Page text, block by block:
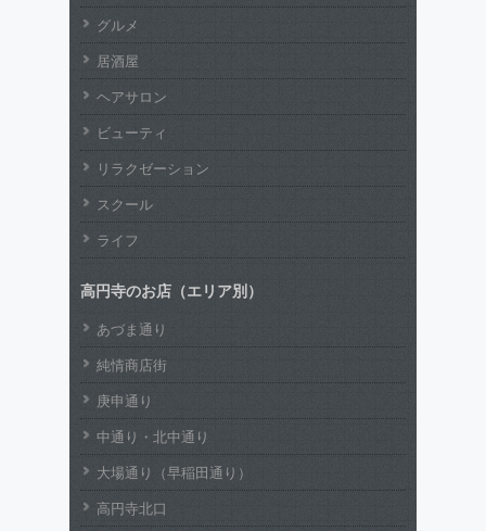
グルメ
居酒屋
ヘアサロン
ビューティ
リラクゼーション
スクール
ライフ
高円寺のお店（エリア別）
あづま通り
純情商店街
庚申通り
中通り・北中通り
大場通り（早稲田通り）
高円寺北口